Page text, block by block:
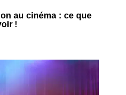
au cinéma : ce que
!